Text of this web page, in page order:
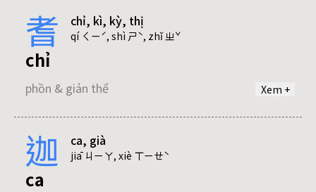
耆 chỉ, kì, kỳ, thị
qí ㄑㄧˊ, shì ㄕˋ, zhǐ ㄓˇ
Xem +
chỉ
phồn & giản thể
kì
phồn & giản thể
迦 ca, già
jiā ㄐㄧㄚ, xiè ㄒㄧㄝˋ
ca